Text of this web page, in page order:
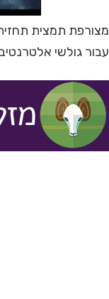
מצורפת תמצית תחזית
עבור גולשי